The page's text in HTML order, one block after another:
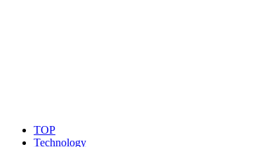
TOP
Technology